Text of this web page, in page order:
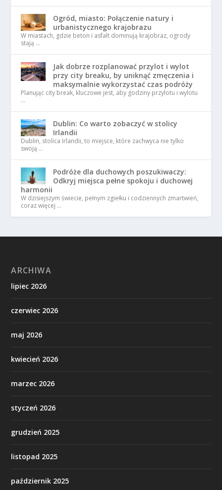
Ogród, miasto: Połączenie natury i
urbanistycznego krajobrazu
W miastach, gdzie beton i asfalt dominują krajobraz, ogrody
stają …
Jak dobrze rozplanować przylot i wylot
przy city breaku, by uniknąć zmęczenia i
maksymalnie wykorzystać czas podróży
Planując city break, kluczowe jest, aby godziny przylotu i wylotu
…
Dublin: Co warto zobaczyć w stolicy
Irlandii
Dublin, stolica Irlandii, to miejsce, które zachwyca nie tylko
swoją …
Podróże dla duchowych poszukiwaczy:
Odkryj miejsca pełne spokoju i duchowej
harmonii
W dzisiejszym świecie, pełnym zgiełku i codziennych zmartwień,
coraz więcej …
ARCHIWA
lipiec 2026
czerwiec 2026
maj 2026
kwiecień 2026
marzec 2026
styczeń 2026
grudzień 2025
listopad 2025
październik 2025